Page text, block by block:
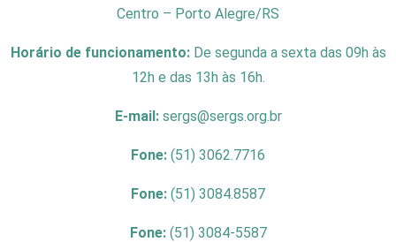
Centro – Porto Alegre/RS
Horário de funcionamento: De segunda a sexta das 09h às
12h e das 13h às 16h.
E-mail: sergs@sergs.org.br
Fone: (51) 3062.7716
Fone: (51) 3084.8587
Fone: (51) 3084-5587